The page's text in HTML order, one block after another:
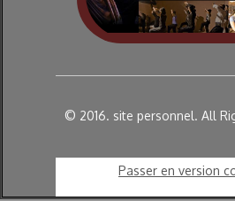
© 2016. site personnel. All
Passer en version